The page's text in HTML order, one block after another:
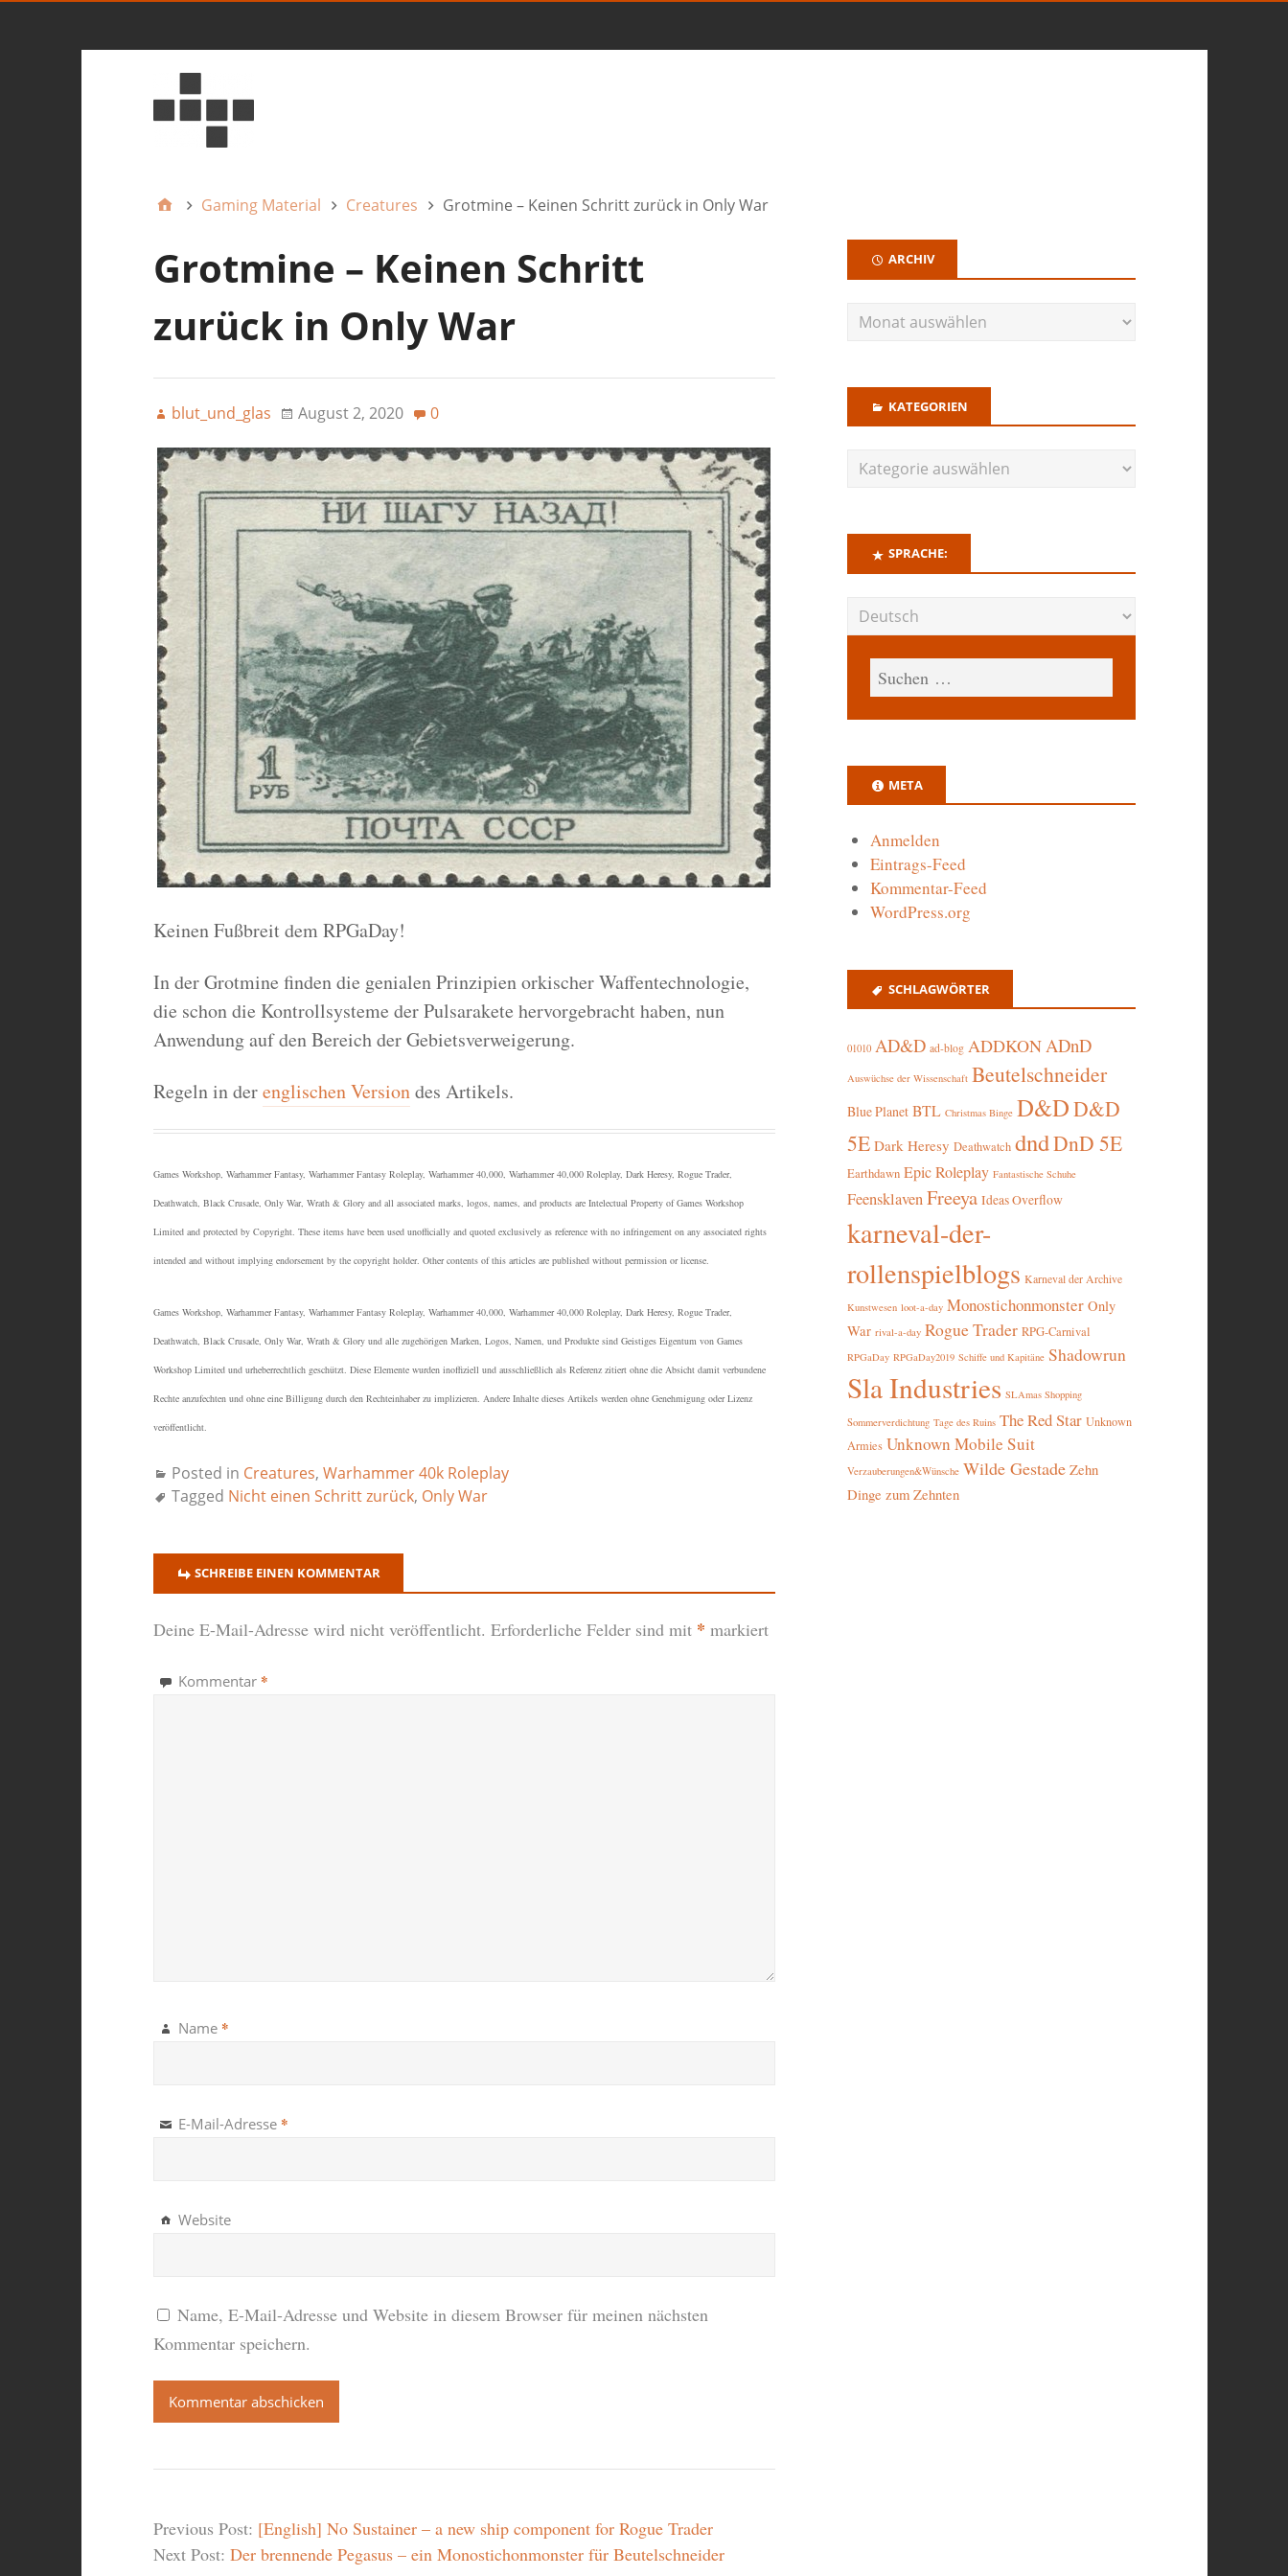
Gaming Material Creatures Grotmine – Keinen Schritt zurück in Only War
Grotmine – Keinen Schritt
zurück in Only War
blut_und_glas August 2, 2020 0
Keinen Fußbreit dem RPGaDay!
In der Grotmine finden die genialen Prinzipien orkischer Waffentechnologie,
die schon die Kontrollsysteme der Pulsarakete hervorgebracht haben, nun
Anwendung auf den Bereich der Gebietsverweigerung.
Regeln in derenglischen Versiondes Artikels.
Games Workshop, Warhammer Fantasy, Warhammer Fantasy Roleplay, Warhammer 40,000, Warhammer 40,000 Roleplay, Dark Heresy, Rogue Trader,
Deathwatch, Black Crusade, Only War, Wrath & Glory and all associated marks, logos, names, and products are Intelectual Property of Games Workshop
Limited and protected by Copyright. These items have been used unofficially and quoted exclusively as reference with no infringement on any associated rights
intended and without implying endorsement by the copyright holder. Other contents of this articles are published without permission or license.
Games Workshop, Warhammer Fantasy, Warhammer Fantasy Roleplay, Warhammer 40,000, Warhammer 40,000 Roleplay, Dark Heresy, Rogue Trader,
Deathwatch, Black Crusade, Only War, Wrath & Glory und alle zugehörigen Marken, Logos, Namen, und Produkte sind Geistiges Eigentum von Games
Workshop Limited und urheberrechtlich geschützt. Diese Elemente wurden inoffiziell und ausschließlich als Referenz zitiert ohne die Absicht damit verbundene
Rechte anzufechten und ohne eine Billigung durch den Rechteinhaber zu implizieren. Andere Inhalte dieses Artikels werden ohne Genehmigung oder Lizenz
veröffentlicht.
Posted in Creatures, Warhammer 40k Roleplay
Tagged Nicht einen Schritt zurück, Only War
SCHREIBE EINEN KOMMENTAR
Deine E-Mail-Adresse wird nicht veröffentlicht. Erforderliche Felder sind mit * markiert
Kommentar *
Name *
E-Mail-Adresse *
Website
Name, E-Mail-Adresse und Website in diesem Browser für meinen nächsten
Kommentar speichern.
Previous Post: [English] No Sustainer – a new ship component for Rogue Trader
Next Post: Der brennende Pegasus – ein Monostichonmonster für Beutelschneider
ARCHIV
KATEGORIEN
SPRACHE:
META
Anmelden
Eintrags-Feed
Kommentar-Feed
WordPress.org
SCHLAGWÖRTER
01010 AD&D ad-blog ADDKONADnD
Auswüchse der Wissenschaft Beutelschneider
Blue Planet BTL Christmas Binge D&DD&D
5E Dark Heresy Deathwatch dndDnD 5E
Earthdawn Epic Roleplay Fantastische Schuhe
Feensklaven Freeya Ideas Overflow
karneval-der-
rollenspielblogs Karneval der Archive
Kunstwesen loot-a-day Monostichonmonster Only
War rival-a-day Rogue Trader RPG-Carnival
RPGaDay RPGaDay2019 Schiffe und Kapitäne Shadowrun
Sla Industries SLAmas Shopping
Sommerverdichtung Tage des Ruins The Red Star Unknown
Armies Unknown Mobile Suit
Verzauberungen&Wünsche Wilde Gestade Zehn
Dinge zum Zehnten